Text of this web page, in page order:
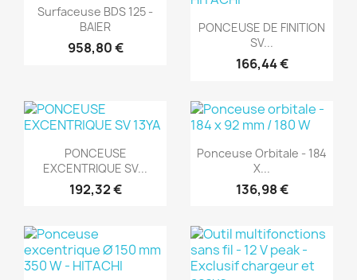
Aperçu rapide
Surfaceuse BDS 125 -
BAIER
958,80 €
Aperçu rapide
PONCEUSE DE FINITION
SV...
166,44 €
Aperçu rapide
PONCEUSE
EXCENTRIQUE SV...
192,32 €
(1)
Aperçu rapide
Ponceuse Orbitale - 184
X...
136,98 €
(1)